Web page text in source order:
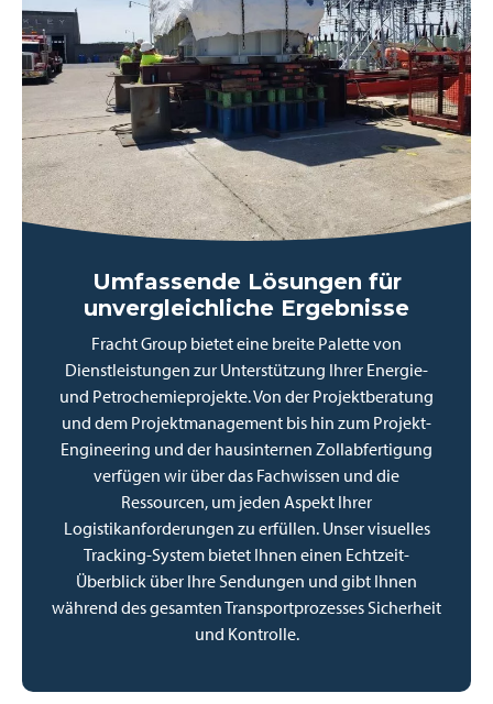
Umfassende Lösungen für
unvergleichliche Ergebnisse
Fracht Group bietet eine breite Palette von
Dienstleistungen zur Unterstützung Ihrer Energie-
und Petrochemieprojekte. Von der Projektberatung
und dem Projektmanagement bis hin zum Projekt-
Engineering und der hausinternen Zollabfertigung
verfügen wir über das Fachwissen und die
Ressourcen, um jeden Aspekt Ihrer
Logistikanforderungen zu erfüllen. Unser visuelles
Tracking-System bietet Ihnen einen Echtzeit-
Überblick über Ihre Sendungen und gibt Ihnen
während des gesamten Transportprozesses Sicherheit
und Kontrolle.